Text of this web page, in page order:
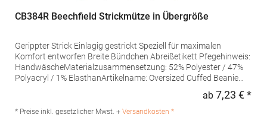
CB384R Beechfield Strickmütze in Übergröße
Gerippter Strick Einlagig gestrickt Speziell für maximalen
Komfort entworfen Breite Bündchen Abreißetikett Pfegehinweis:
HandwäscheMaterialzusammensetzung: 52% Polyester / 47%
Polyacryl / 1% ElasthanArtikelname: Oversized Cuffed Beanie
Beechfield Brands Europe B.V. Posthoornstraat 17 3011WD
Rotterdam Niederlande E-Mail: marketing@beechfield.com
ab 7,23 € *
* Preise inkl. gesetzlicher Mwst. + Versandkosten *